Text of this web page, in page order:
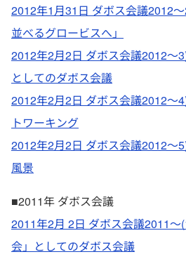
2012年1月31日 ダボス会議2012
並べるグロービスへ」
2012年2月2日 ダボス会議2012
としてのダボス会議
2012年2月2日 ダボス会議2012
トワーキング
2012年2月2日 ダボス会議2012～
風景
■2011年 ダボス会議
2011年2月 2日 ダボス会議2011～
会」としてのダボス会議